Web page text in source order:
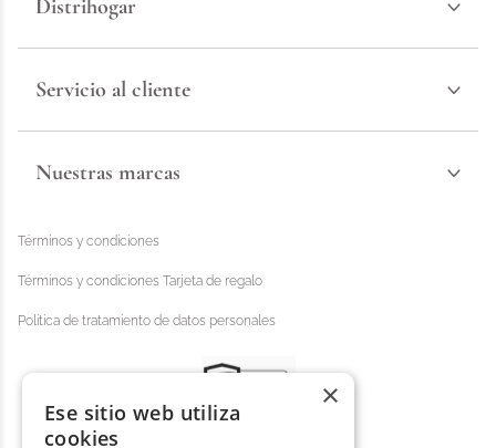
Distrihogar
Servicio al cliente
Nuestras marcas
Términos y condiciones
Términos y condiciones Tarjeta de regalo
Política de tratamiento de datos personales
×
Ese sitio web utiliza
cookies